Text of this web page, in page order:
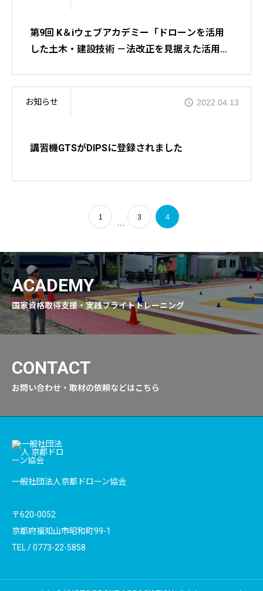
第9回 K＆iウェブアカデミー「ドローンを活用
した土木・建設技術 －法改正を見据えた活用技
お知らせ 2022.04.13
講習機GTSがDIPSに登録されました
1 3 4
ACADEMY
国家資格取得支援・実践フライトトレーニング
CONTACT
お問い合わせ・取材の依頼などはこちら
一般社団法人京都ドローン協会
〒620-0052
京都府福知山市昭和町99-1
TEL /0773-22-5858